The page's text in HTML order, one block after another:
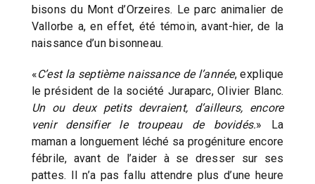
bisons du Mont d’Orzeires. Le parc animalier de
Vallorbe a, en effet, été témoin, avant-hier, de la
naissance d’un bisonneau.
«C’est la septième naissance de l’année, explique
le président de la société Juraparc, Olivier Blanc.
Un ou deux petits devraient, d’ailleurs, encore
venir densifier le troupeau de bovidés.» La
maman a longuement léché sa progéniture encore
fébrile, avant de l’aider à se dresser sur ses
pattes. Il n’a pas fallu attendre plus d’une heure